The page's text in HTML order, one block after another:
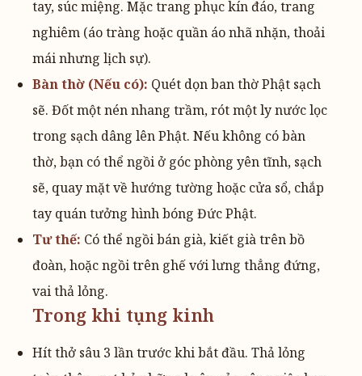
tay, súc miệng. Mặc trang phục kín đáo, trang
nghiêm (áo tràng hoặc quần áo nhã nhặn, thoải
mái nhưng lịch sự).
Bàn thờ (Nếu có): Quét dọn ban thờ Phật sạch
sẽ. Đốt một nén nhang trầm, rót một ly nước lọc
trong sạch dâng lên Phật. Nếu không có bàn
thờ, bạn có thể ngồi ở góc phòng yên tĩnh, sạch
sẽ, quay mặt về hướng tường hoặc cửa sổ, chắp
tay quán tưởng hình bóng Đức Phật.
Tư thế: Có thể ngồi bán già, kiết già trên bồ
đoàn, hoặc ngồi trên ghế với lưng thẳng đứng,
vai thả lỏng.
Trong khi tụng kinh
Hít thở sâu 3 lần trước khi bắt đầu. Thả lỏng